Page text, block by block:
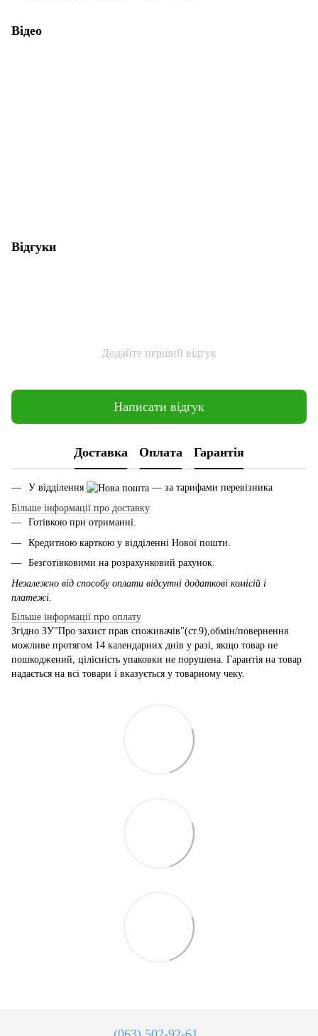
Відео
Відгуки
Додайте перший відгук
Написати відгук
Доставка Оплата Гарантія
У відділення
— за тарифами перевізника
Більше інформації про доставку
Готівкою при отриманні.
Кредитною карткою у відділенні Нової пошти.
Безготівковими на розрахунковий рахунок.
Незалежно від способу оплати відсутні додаткові комісій і
платежі.
Більше інформації про оплату
Згідно ЗУ"Про захист прав споживачів"(ст.9),обмін/повернення
можливе протягом 14 календарних днів у разі, якщо товар не
пошкоджений, цілісність упаковки не порушена. Гарантія на товар
надається на всі товари і вказується у товарному чеку.